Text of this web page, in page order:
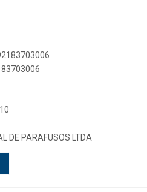
DE PARAFUSOS LTDA